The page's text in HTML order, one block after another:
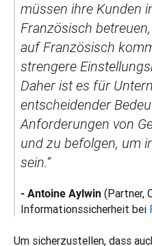
müssen ihre Kunden
Französisch
auf Französisch
strengere
Daher ist es für
entscheidender
Anforderungen von
und zu befolgen, um
sein.“
- Antoine Aylwin (Partner,
Informationssicherheit bei
Um sicherzustellen, dass